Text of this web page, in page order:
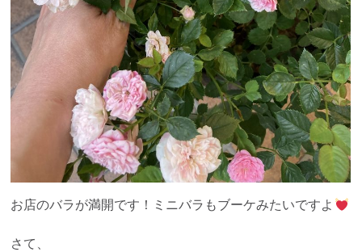
お店のバラが満開です！ミニバラもブーケみたいですよ
さて、